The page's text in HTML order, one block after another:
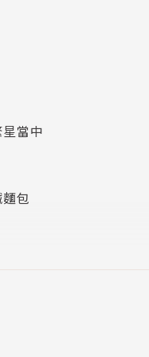
遞無以計數的文字。
念、長達數十年累積的
心......
人的愛比蓋兒，
年的距離順利傳達給
地球上少數和阿米卡
當中
包